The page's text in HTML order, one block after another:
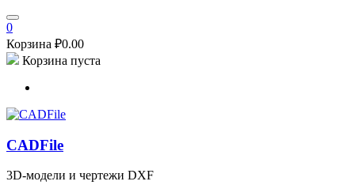
0
Корзина ₽0.00
Корзина пуста
CADFile
3D-модели и чертежи DXF